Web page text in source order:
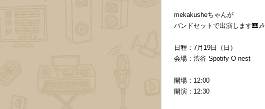
mekakusheちゃんが
バンドセットで出演します🎹🎶
日程：7月19日（日）
会場：渋谷 Spotify O-nest
開場：12:00
開演：12:30